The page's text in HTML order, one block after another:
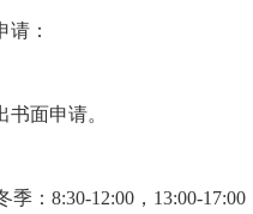
：
面申请。
：8:30-12:00，13:00-